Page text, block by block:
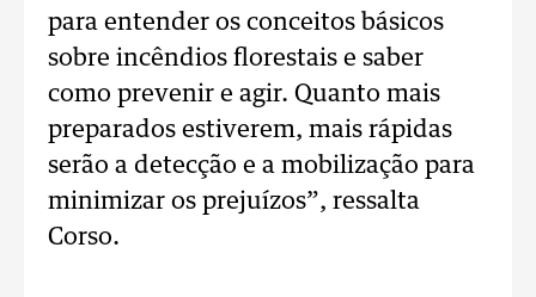
para entender os conceitos básicos
sobre incêndios florestais e saber
como prevenir e agir. Quanto mais
preparados estiverem, mais rápidas
serão a detecção e a mobilização para
minimizar os prejuízos”, ressalta
Corso.